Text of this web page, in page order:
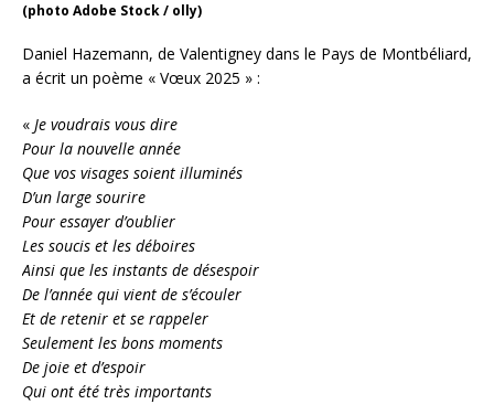
(photo Adobe Stock / olly)
Daniel Hazemann, de Valentigney dans le Pays de Montbéliard,
a écrit un poème « Vœux 2025 » :
« Je voudrais vous dire
Pour la nouvelle année
Que vos visages soient illuminés
D’un large sourire
Pour essayer d’oublier
Les soucis et les déboires
Ainsi que les instants de désespoir
De l’année qui vient de s’écouler
Et de retenir et se rappeler
Seulement les bons moments
De joie et d’espoir
Qui ont été très importants